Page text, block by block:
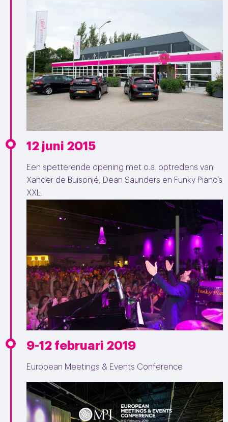
12 juni 2015
Een spetterende opening met o.a. optredens van
Xander de Buisonjé, Dean Saunders en Funky Piano’s
XXL.
9-12 februari 2019
European Meetings & Events Conference